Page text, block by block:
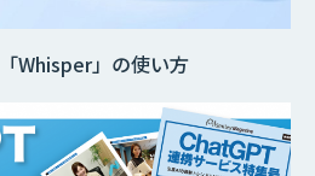
Whisper」の使い方